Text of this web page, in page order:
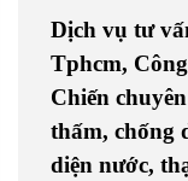
Dịch vụ tư
Tphcm,
Chiến
thấm, chống
diện nước,